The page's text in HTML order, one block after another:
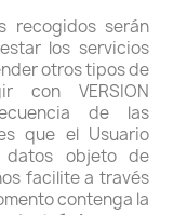
recogidos serán
los servicios
otros tipos de
con VERSION
de las
que el Usuario
datos objeto de
facilite a través
contenga la